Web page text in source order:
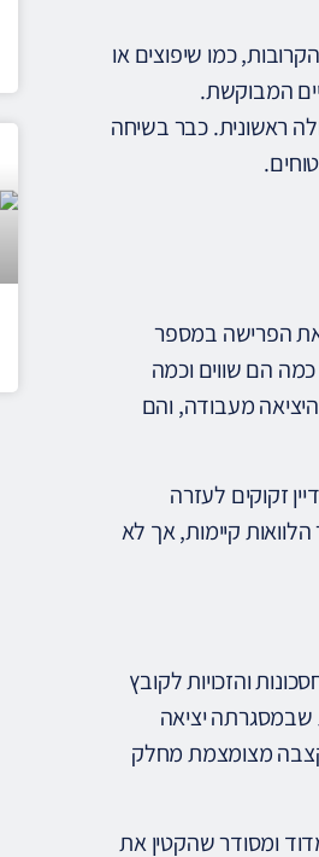
כמו שיפוצים או
המבוקשת.
ראשונית. כבר בשיחה
את הפרישה במספר
הם שווים וכמה
מעבודה, והם
זקוקים לעזרה
קיימות, אך לא
והזכויות לקובץ
שבמסגרתה יציאה
מצומצמת מחלק
ומסודר שהקטין את